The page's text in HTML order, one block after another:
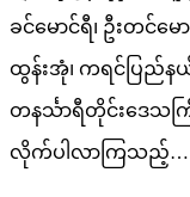
ခင်မောင်ရီ၊ ဦးတင်မေ
ထွန်းအုံ၊ ကရင်ပြည်နယ်
တနင်္သာရီတိုင်းဒေသကြီ
လိုက်ပါလာကြသည့်…